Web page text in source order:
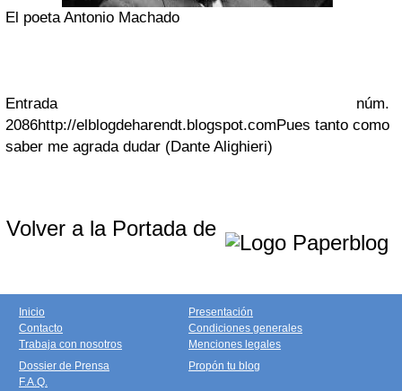
El poeta Antonio Machado
Entrada núm.
2086http://elblogdeharendt.blogspot.comPues tanto como
saber me agrada dudar (Dante Alighieri)
Volver a la Portada de
Inicio
Contacto
Trabaja con nosotros
Presentación
Condiciones generales
Menciones legales
Dossier de Prensa
F.A.Q.
Propón tu blog